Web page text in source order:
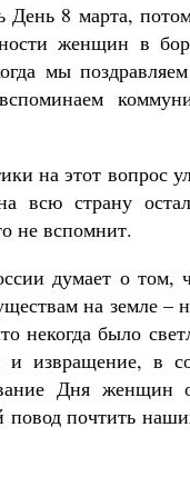
День 8 марта,
женщин в
мы
на этот вопрос
всю страну
не вспомнит.
думает о
на
некогда было
и извращение, в
Дня женщин
почтить